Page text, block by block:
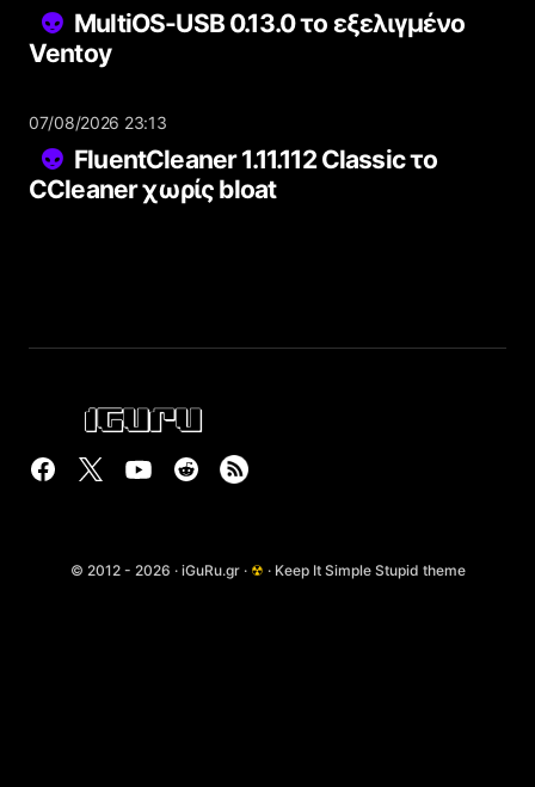
MultiOS-USB 0.13.0 το εξελιγμένο
Ventoy
07/08/2026 23:13
FluentCleaner 1.11.112 Classic το
CCleaner χωρίς bloat
© 2012 - 2026 · iGuRu.gr · ☢ · Keep It Simple Stupid theme